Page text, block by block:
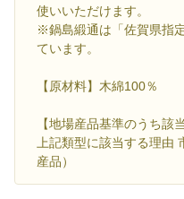
使いいただけます。
※鍋島緞通は「佐賀県指
ています。
【原材料】木綿100％
【地場産品基準のうち該
上記類型に該当する理由
産品）